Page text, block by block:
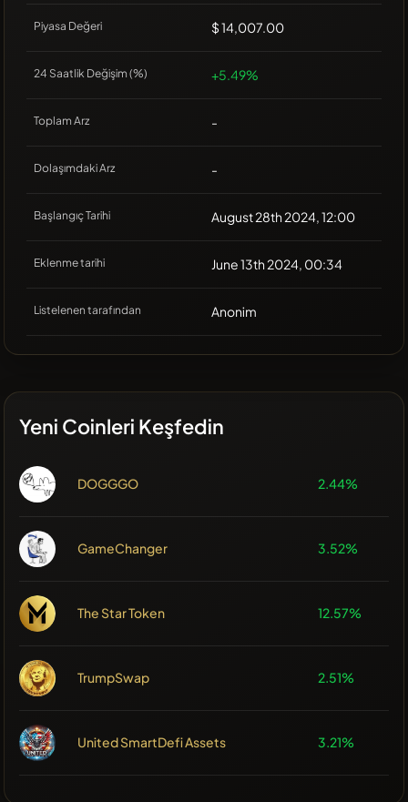
Piyasa Değeri $ 14,007.00
24 Saatlik Değişim (%) +5.49%
Toplam Arz -
Dolaşımdaki Arz -
Başlangıç Tarihi August 28th 2024, 12:00
Eklenme tarihi June 13th 2024, 00:34
Listelenen tarafından Anonim
Yeni Coinleri Keşfedin
DOGGGO 2.44%
GameChanger 3.52%
The Star Token 12.57%
TrumpSwap 2.51%
United SmartDefi Assets 3.21%